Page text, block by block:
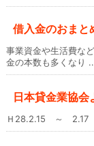
借入金のおまと
事業資金や生活費な
金の本数も多くなり
日本貸金業協
Ｈ28.2.15 ～ 2.17